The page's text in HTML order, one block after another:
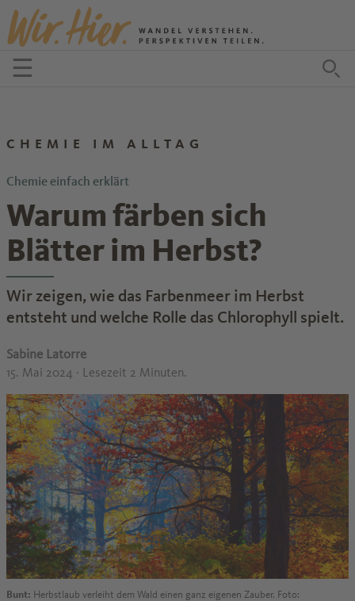
Zum Inhalt springen
☰Menü öffnen
CHEMIE IM ALLTAG
Chemie einfach erklärt
Warum färben sich
Blätter im Herbst?
Wir zeigen, wie das Farbenmeer im Herbst
entsteht und welche Rolle das Chlorophyll spielt.
Sabine Latorre
15. Mai 2024 · Lesezeit 2 Minuten.
Bunt: Herbstlaub verleiht dem Wald einen ganz eigenen Zauber. Foto: